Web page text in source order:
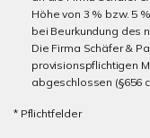
Höhe von 3 % bzw. 5
bei Beurkundung des
Die Firma Schäfer &
provisionspflichtigen
abgeschlossen (§656 c
* Pflichtfelder